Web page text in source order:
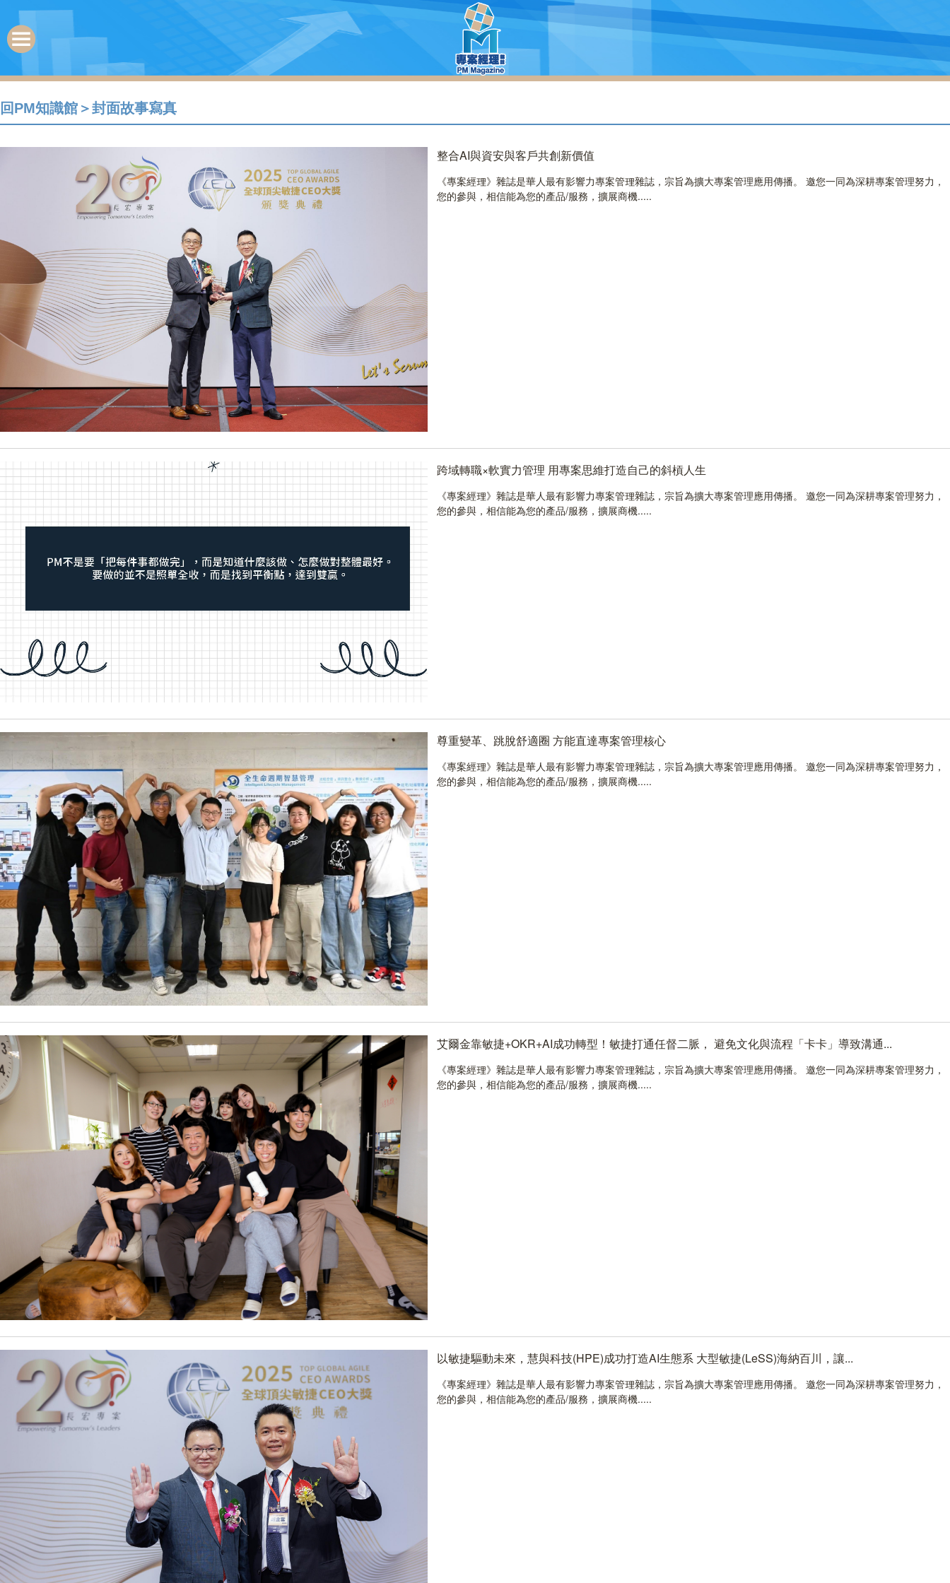
回PM知識館 ＞封面故事寫真
整合AI與資安與客戶共創新價值
《專案經理》雜誌是華人最有影響力專案管理雜誌，宗旨為擴大專案管理應用傳播。 邀您一同為深耕專案管理努力，
您的參與，相信能為您的產品/服務，擴展商機.....
跨域轉職×軟實力管理 用專案思維打造自己的斜槓人生
《專案經理》雜誌是華人最有影響力專案管理雜誌，宗旨為擴大專案管理應用傳播。 邀您一同為深耕專案管理努力，
您的參與，相信能為您的產品/服務，擴展商機.....
尊重變革、跳脫舒適圈 方能直達專案管理核心
《專案經理》雜誌是華人最有影響力專案管理雜誌，宗旨為擴大專案管理應用傳播。 邀您一同為深耕專案管理努力，
您的參與，相信能為您的產品/服務，擴展商機.....
艾爾金靠敏捷+OKR+AI成功轉型！敏捷打通任督二脈， 避免文化與流程「卡卡」導致溝通...
《專案經理》雜誌是華人最有影響力專案管理雜誌，宗旨為擴大專案管理應用傳播。 邀您一同為深耕專案管理努力，
您的參與，相信能為您的產品/服務，擴展商機.....
以敏捷驅動未來，慧與科技(HPE)成功打造AI生態系 大型敏捷(LeSS)海納百川，讓...
《專案經理》雜誌是華人最有影響力專案管理雜誌，宗旨為擴大專案管理應用傳播。 邀您一同為深耕專案管理努力，
您的參與，相信能為您的產品/服務，擴展商機.....